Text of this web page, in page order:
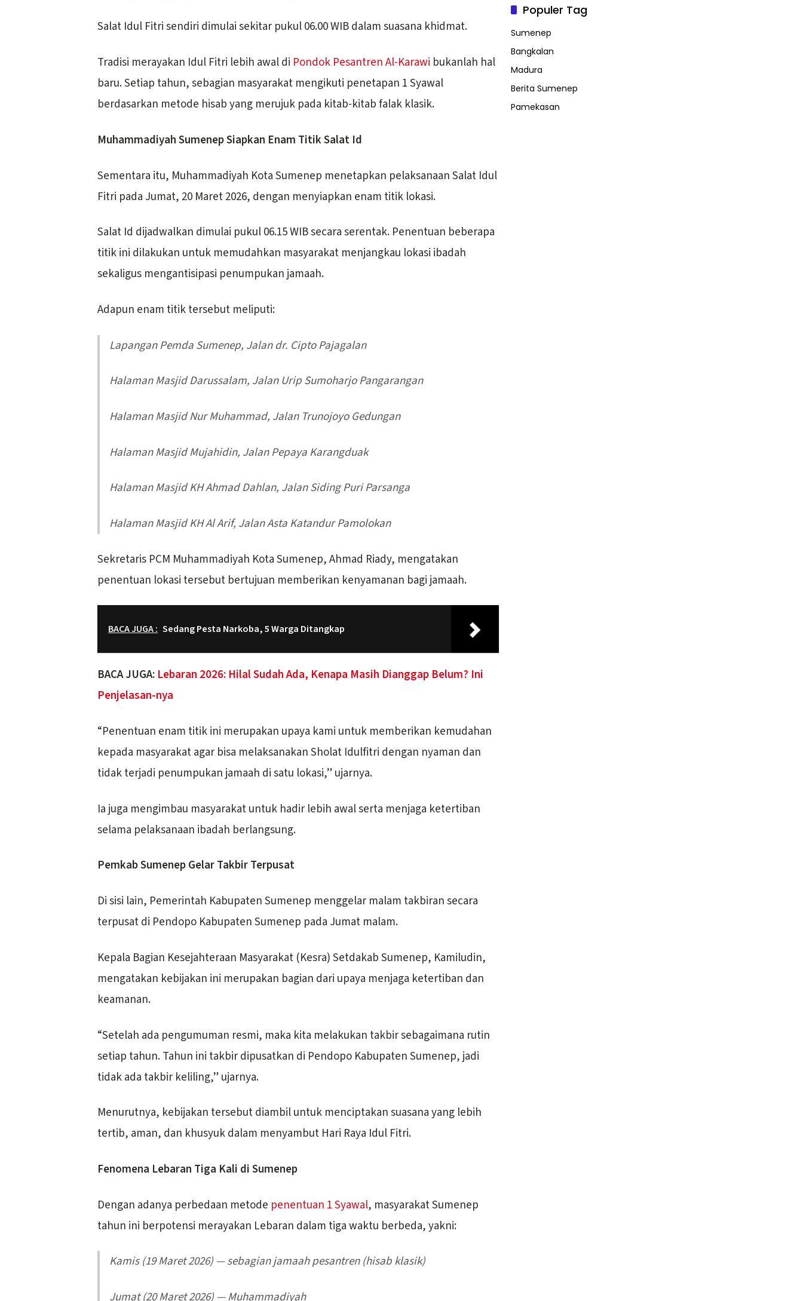
Salat Idul Fitri sendiri dimulai sekitar pukul 06.00 WIB dalam suasana khidmat.
Tradisi merayakan Idul Fitri lebih awal di Pondok Pesantren Al-Karawi bukanlah hal
baru. Setiap tahun, sebagian masyarakat mengikuti penetapan 1 Syawal
berdasarkan metode hisab yang merujuk pada kitab-kitab falak klasik.
Muhammadiyah Sumenep Siapkan Enam Titik Salat Id
Sementara itu, Muhammadiyah Kota Sumenep menetapkan pelaksanaan Salat Idul
Fitri pada Jumat, 20 Maret 2026, dengan menyiapkan enam titik lokasi.
Salat Id dijadwalkan dimulai pukul 06.15 WIB secara serentak. Penentuan beberapa
titik ini dilakukan untuk memudahkan masyarakat menjangkau lokasi ibadah
sekaligus mengantisipasi penumpukan jamaah.
Adapun enam titik tersebut meliputi:
Lapangan Pemda Sumenep, Jalan dr. Cipto Pajagalan
Halaman Masjid Darussalam, Jalan Urip Sumoharjo Pangarangan
Halaman Masjid Nur Muhammad, Jalan Trunojoyo Gedungan
Halaman Masjid Mujahidin, Jalan Pepaya Karangduak
Halaman Masjid KH Ahmad Dahlan, Jalan Siding Puri Parsanga
Halaman Masjid KH Al Arif, Jalan Asta Katandur Pamolokan
Sekretaris PCM Muhammadiyah Kota Sumenep, Ahmad Riady, mengatakan
penentuan lokasi tersebut bertujuan memberikan kenyamanan bagi jamaah.
BACA JUGA : Sedang Pesta Narkoba, 5 Warga Ditangkap
BACA JUGA: Lebaran 2026: Hilal Sudah Ada, Kenapa Masih Dianggap Belum? Ini
Penjelasan-nya
“Penentuan enam titik ini merupakan upaya kami untuk memberikan kemudahan
kepada masyarakat agar bisa melaksanakan Sholat Idulfitri dengan nyaman dan
tidak terjadi penumpukan jamaah di satu lokasi,” ujarnya.
Ia juga mengimbau masyarakat untuk hadir lebih awal serta menjaga ketertiban
selama pelaksanaan ibadah berlangsung.
Pemkab Sumenep Gelar Takbir Terpusat
Di sisi lain, Pemerintah Kabupaten Sumenep menggelar malam takbiran secara
terpusat di Pendopo Kabupaten Sumenep pada Jumat malam.
Kepala Bagian Kesejahteraan Masyarakat (Kesra) Setdakab Sumenep, Kamiludin,
mengatakan kebijakan ini merupakan bagian dari upaya menjaga ketertiban dan
keamanan.
“Setelah ada pengumuman resmi, maka kita melakukan takbir sebagaimana rutin
setiap tahun. Tahun ini takbir dipusatkan di Pendopo Kabupaten Sumenep, jadi
tidak ada takbir keliling,” ujarnya.
Menurutnya, kebijakan tersebut diambil untuk menciptakan suasana yang lebih
tertib, aman, dan khusyuk dalam menyambut Hari Raya Idul Fitri.
Fenomena Lebaran Tiga Kali di Sumenep
Dengan adanya perbedaan metode penentuan 1 Syawal, masyarakat Sumenep
tahun ini berpotensi merayakan Lebaran dalam tiga waktu berbeda, yakni:
Kamis (19 Maret 2026) — sebagian jamaah pesantren (hisab klasik)
Jumat (20 Maret 2026) — Muhammadiyah
Populer Tag
Sumenep
Bangkalan
Madura
Berita Sumenep
Pamekasan